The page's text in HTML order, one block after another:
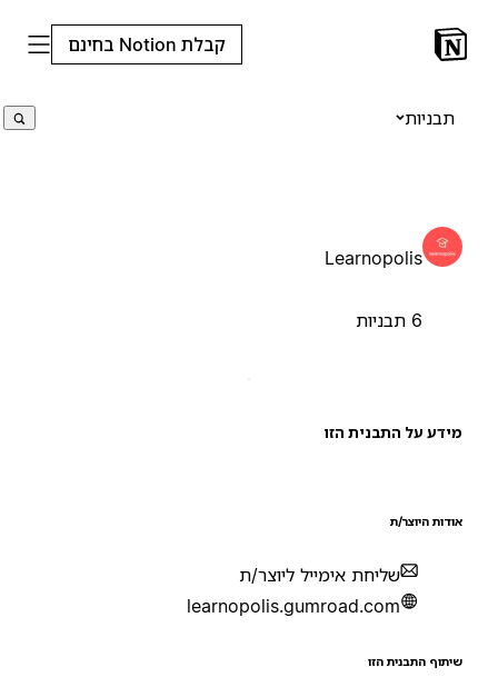
קבלת Notion בחינם
תבניות
Learnopolis
על התבנית הזו
היוצר/ת
שליחת אימייל ליוצר/ת
learnopolis.gumroad.com
התבנית הזו